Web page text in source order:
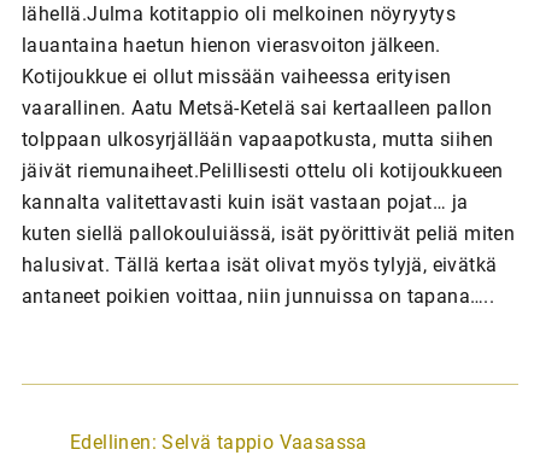
lähellä.Julma kotitappio oli melkoinen nöyryytys
lauantaina haetun hienon vierasvoiton jälkeen.
Kotijoukkue ei ollut missään vaiheessa erityisen
vaarallinen. Aatu Metsä-Ketelä sai kertaalleen pallon
tolppaan ulkosyrjällään vapaapotkusta, mutta siihen
jäivät riemunaiheet.Pelillisesti ottelu oli kotijoukkueen
kannalta valitettavasti kuin isät vastaan pojat… ja
kuten siellä pallokouluiässä, isät pyörittivät peliä miten
halusivat. Tällä kertaa isät olivat myös tylyjä, eivätkä
antaneet poikien voittaa, niin junnuissa on tapana…..
A
Edellinen: Selvä tappio Vaasassa